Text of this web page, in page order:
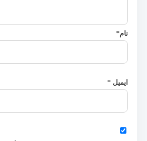
نام*
ایمیل *